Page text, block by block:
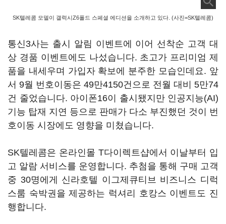
SK텔레콤 모델이 갤럭시Z6폴드 스페셜 에디션을 소개하고 있다. (사진=SK텔레콤)
통신3사는 출시 알림 이벤트에 이어 선착순 고객 대
상 경품 이벤트에도 나섰습니다. 초고가 프리미엄 제
품을 내세우며 가입자 확보에 분주한 모습인데요. 앞
서 9월 번호이동은 49만4150건으로 전월 대비 5만74
건 줄었습니다. 아이폰16이 출시됐지만 인공지능(AI)
기능 탑재 지연 등으로 판매가 다소 부진했던 것이 번
호이동 시장에도 영향을 미쳤습니다.
SK텔레콤은 온라인몰 T다이렉트샵에서 이날부터 입
고 알람 서비스를 운영합니다. 추첨을 통해 구매 고객
중 30명에게 신라호텔 이그제큐티브 비즈니스 디럭
스룸 숙박권을 제공하는 럭셔리 호캉스 이벤트도 진
행합니다.